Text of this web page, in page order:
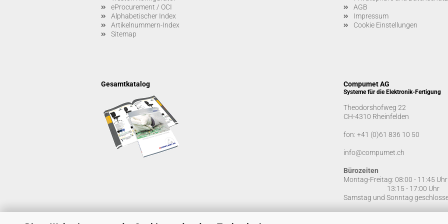
eProcurement / OCI
Alphabetischer Index
Artikelnummern-Index
Sitemap
AGB
Impressum
Cookie Einstellungen
Gesamtkatalog Compumet AG
Systeme für die Elektronik-Fertigung
Theodorshofweg 22
CH-4310 Rheinfelden
fon: +41 (0)61 836 10 50
info@compumet.ch
Bürozeiten
Montag-Freitag: 08:00 - 11:45 Uhr
13:15 - 17:00 Uhr
Samstag und Sonntag